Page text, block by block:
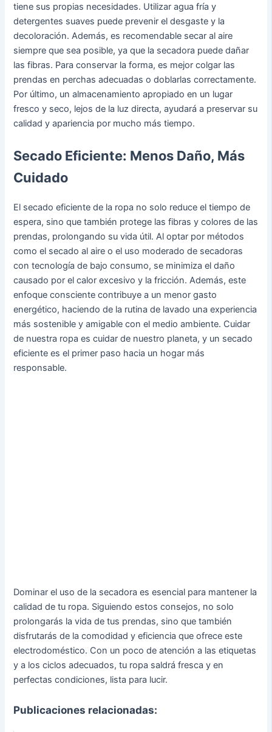
tiene sus propias necesidades. Utilizar agua fría y
detergentes suaves puede prevenir el desgaste y la
decoloración. Además, es recomendable secar al aire
siempre que sea posible, ya que la secadora puede dañar
las fibras. Para conservar la forma, es mejor colgar las
prendas en perchas adecuadas o doblarlas correctamente.
Por último, un almacenamiento apropiado en un lugar
fresco y seco, lejos de la luz directa, ayudará a preservar su
calidad y apariencia por mucho más tiempo.
Secado Eficiente: Menos Daño, Más
Cuidado
El secado eficiente de la ropa no solo reduce el tiempo de
espera, sino que también protege las fibras y colores de las
prendas, prolongando su vida útil. Al optar por métodos
como el secado al aire o el uso moderado de secadoras
con tecnología de bajo consumo, se minimiza el daño
causado por el calor excesivo y la fricción. Además, este
enfoque consciente contribuye a un menor gasto
energético, haciendo de la rutina de lavado una experiencia
más sostenible y amigable con el medio ambiente. Cuidar
de nuestra ropa es cuidar de nuestro planeta, y un secado
eficiente es el primer paso hacia un hogar más
responsable.
Dominar el uso de la secadora es esencial para mantener la
calidad de tu ropa. Siguiendo estos consejos, no solo
prolongarás la vida de tus prendas, sino que también
disfrutarás de la comodidad y eficiencia que ofrece este
electrodoméstico. Con un poco de atención a las etiquetas
y a los ciclos adecuados, tu ropa saldrá fresca y en
perfectas condiciones, lista para lucir.
Publicaciones relacionadas: